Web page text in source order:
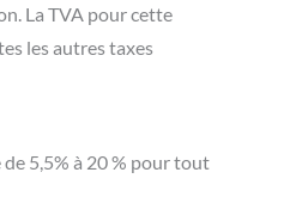
La TVA pour cette
les autres taxes
de 5,5% à 20 % pour tout